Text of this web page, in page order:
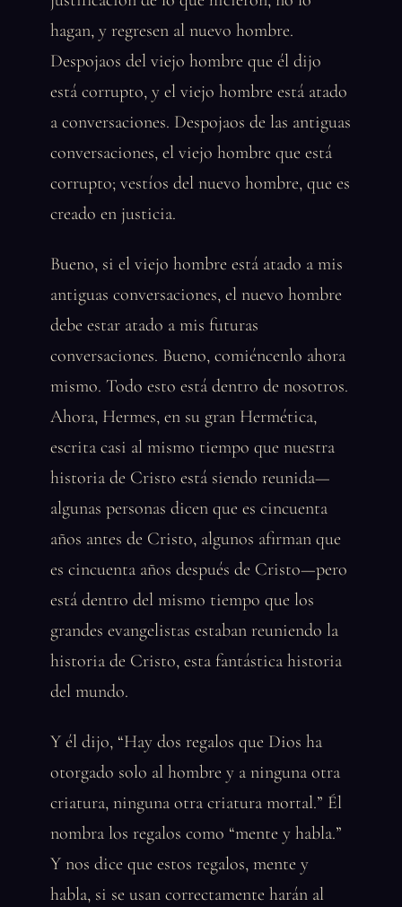
hagan, y regresen al nuevo hombre.
Despojaos del viejo hombre que él dijo
está corrupto, y el viejo hombre está atado
a conversaciones. Despojaos de las antiguas
conversaciones, el viejo hombre que está
corrupto; vestíos del nuevo hombre, que es
creado en justicia.
Bueno, si el viejo hombre está atado a mis
antiguas conversaciones, el nuevo hombre
debe estar atado a mis futuras
conversaciones. Bueno, comiéncenlo ahora
mismo. Todo esto está dentro de nosotros.
Ahora, Hermes, en su gran Hermética,
escrita casi al mismo tiempo que nuestra
historia de Cristo está siendo reunida—
algunas personas dicen que es cincuenta
años antes de Cristo, algunos afirman que
es cincuenta años después de Cristo—pero
está dentro del mismo tiempo que los
grandes evangelistas estaban reuniendo la
historia de Cristo, esta fantástica historia
del mundo.
Y él dijo, “Hay dos regalos que Dios ha
otorgado solo al hombre y a ninguna otra
criatura, ninguna otra criatura mortal.” Él
nombra los regalos como “mente y habla.”
Y nos dice que estos regalos, mente y
habla, si se usan correctamente harán al